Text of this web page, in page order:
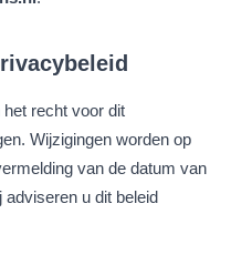
recht voor dit
Wijzigingen worden op
van de datum van
u dit beleid